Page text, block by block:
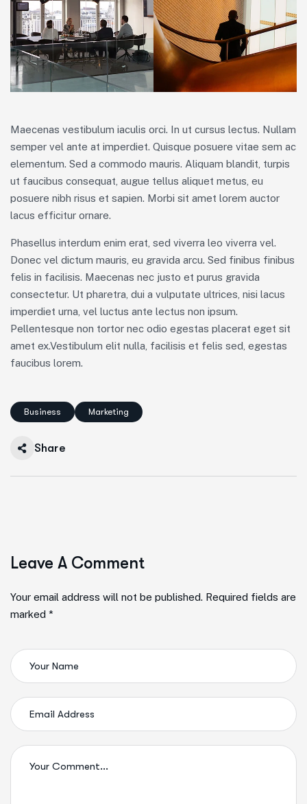
Maecenas vestibulum iaculis orci. In ut cursus lectus. Nullam
semper vel ante at imperdiet. Quisque posuere vitae sem ac
elementum. Sed a commodo mauris. Aliquam blandit, turpis
ut faucibus consequat, augue tellus aliquet metus, eu
posuere nibh risus et sapien. Morbi sit amet lorem auctor
lacus efficitur ornare.
Phasellus interdum enim erat, sed viverra leo viverra vel.
Donec vel dictum mauris, eu gravida arcu. Sed finibus finibus
felis in facilisis. Maecenas nec justo et purus gravida
consectetur. Ut pharetra, dui a vulputate ultrices, nisi lacus
imperdiet urna, vel luctus ante lectus non ipsum.
Pellentesque non tortor nec odio egestas placerat eget sit
amet ex.Vestibulum elit nulla, facilisis et felis sed, egestas
faucibus lorem.
Business Marketing
Share
Leave A Comment
Your email address will not be published. Required fields are
marked *